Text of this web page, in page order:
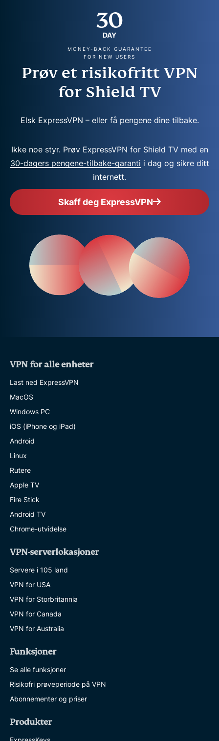
30
DAY
MONEY-BACK GUARANTEE
FOR NEW USERS
Prøv et risikofritt VPN
for Shield TV
Elsk ExpressVPN – eller få pengene dine tilbake.
Ikke noe styr. Prøv ExpressVPN for Shield TV med en
30-dagers pengene-tilbake-garanti i dag og sikre ditt
internett.
Skaff deg ExpressVPN
VPN for alle enheter
Last ned ExpressVPN
MacOS
Windows PC
iOS (iPhone og iPad)
Android
Linux
Rutere
Apple TV
Fire Stick
Android TV
Chrome-utvidelse
VPN-serverlokasjoner
Servere i 105 land
VPN for USA
VPN for Storbritannia
VPN for Canada
VPN for Australia
Funksjoner
Se alle funksjoner
Risikofri prøveperiode på VPN
Abonnementer og priser
Produkter